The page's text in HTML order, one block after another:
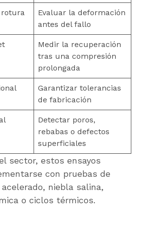
rotura
Evaluar la deformación
antes del fallo
Medir la recuperación
tras una compresión
prolongada
Garantizar tolerancias
de fabricación
Detectar poros,
rebabas o defectos
superficiales
sector, estos ensayos
con pruebas de
niebla salina,
o ciclos térmicos.